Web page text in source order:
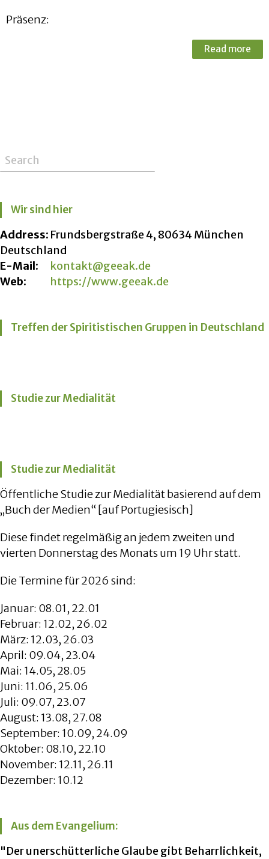
Präsenz:
Read more
Wir sind hier
Address: Frundsbergstraße 4, 80634 München
Deutschland
E-Mail:
kontakt@geeak.de
Web:
https://www.geeak.de
Treffen der Spiritistischen Gruppen in Deutschland
Studie zur Medialität
Studie zur Medialität
Öffentliche Studie zur Medialität basierend auf dem
„Buch der Medien“ [auf Portugiesisch]
Diese findet regelmäßig an jedem zweiten und
vierten Donnerstag des Monats um 19 Uhr statt.
Die Termine für 2026 sind:
Januar: 08.01, 22.01
Februar: 12.02, 26.02
März: 12.03, 26.03
April: 09.04, 23.04
Mai: 14.05, 28.05
Juni: 11.06, 25.06
Juli: 09.07, 23.07
August: 13.08, 27.08
September: 10.09, 24.09
Oktober: 08.10, 22.10
November: 12.11, 26.11
Dezember: 10.12
Aus dem Evangelium:
"Der unerschütterliche Glaube gibt Beharrlichkeit,